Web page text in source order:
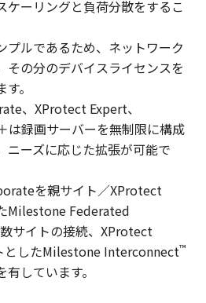
ケーリングと負荷分散をするこ
プルであるため、ネットワーク
その分のデバイスライセンスを
。
、XProtect Expert、
録画サーバーを無制限に構成
ニーズに応じた拡張が可能で
を親サイト／XProtect
Milestone Federated
サイトの接続、XProtect
としたMilestone Interconnect™
しています。